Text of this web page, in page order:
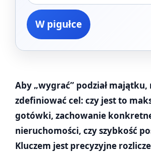
W pigułce
Aby „wygrać” podział majątku,
zdefiniować cel: czy jest to
gotówki, zachowanie
nieruchomości, czy szybkość
Kluczem jest precyzyjne